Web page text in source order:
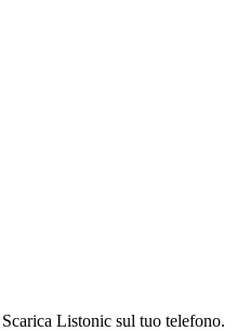
Listonic sul tuo telefono.